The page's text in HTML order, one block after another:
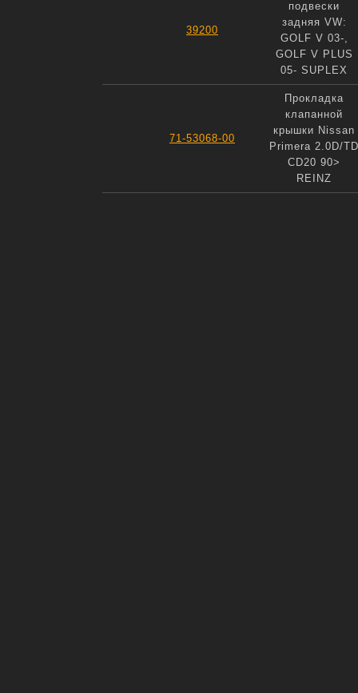
39200
подвески
задняя VW:
GOLF V 03-,
GOLF V PLUS
05- SUPLEX
71-53068-00
Прокладка
клапанной
крышки Nissan
Primera 2.0D/TD
CD20 90>
REINZ